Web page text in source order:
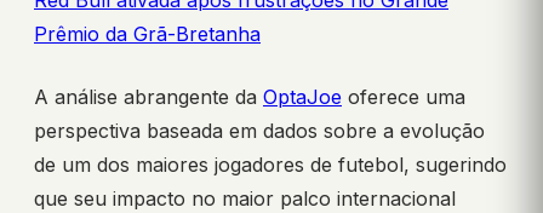
Prêmio da Grã-Bretanha
A análise abrangente da OptaJoe oferece uma
perspectiva baseada em dados sobre a evolução
de um dos maiores jogadores de futebol, sugerindo
que seu impacto no maior palco internacional